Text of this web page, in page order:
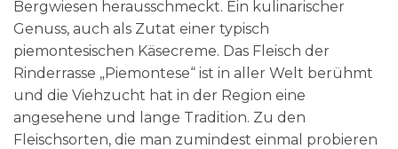
Bergwiesen herausschmeckt. Ein kulinarischer
Genuss, auch als Zutat einer typisch
piemontesischen Käsecreme. Das Fleisch der
Rinderrasse „Piemontese“ ist in aller Welt berühmt
und die Viehzucht hat in der Region eine
angesehene und lange Tradition. Zu den
Fleischsorten, die man zumindest einmal probieren